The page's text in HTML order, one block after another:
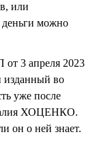
или
можно
3 апреля 2023
во
уже после
ХОЦЕНКО.
он о ней знает.